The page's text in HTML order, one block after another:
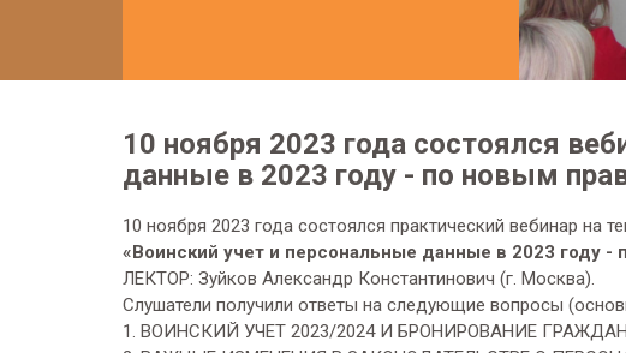
10 ноября 2023 года состоялся
данные в 2023 году - по новым
10 ноября 2023 года состоялся практический вебинар на
«Воинский учет и персональные данные в 2023 году -
ЛЕКТОР: Зуйков Александр Константинович (г. Москва).
Слушатели получили ответы на следующие вопросы
1. ВОИНСКИЙ УЧЕТ 2023/2024 И БРОНИРОВАНИЕ